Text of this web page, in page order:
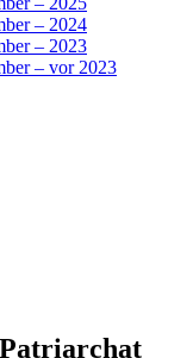
– 2024
– 2023
– vor 2023